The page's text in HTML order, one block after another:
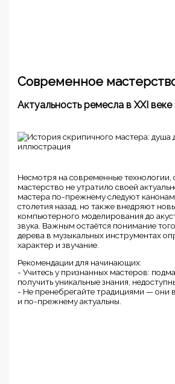
Современное
Актуальность ремесла в XXI веке
Несмотря на современные технологии,
мастерство не утратило своей
мастера по-прежнему следуют
столетия назад, но также внедряют
компьютерного моделирования до
звука. Важным остаётся понимание
дерева в музыкальных инструментах
характер и звучание.
Рекомендации для начинающих:
- Учитесь у признанных мастеров:
получить уникальные знания,
- Не пренебрегайте традициями — они
и по-прежнему актуальны.